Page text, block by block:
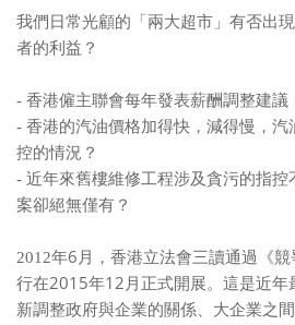
我們日常光顧的「兩大超市」有否出
者的利益？
- 香港僱主聯會每年發表薪酬調整建議
- 香港的汽油價格加得快，減得慢，汽
控的情況？
- 近年來舊樓維修工程涉及貪污的指控
案卻絕無僅有？
2012年6月，香港立法會三讀通過《
行在2015年12月正式開展。這是近
新調整政府與企業的關係、大企業之